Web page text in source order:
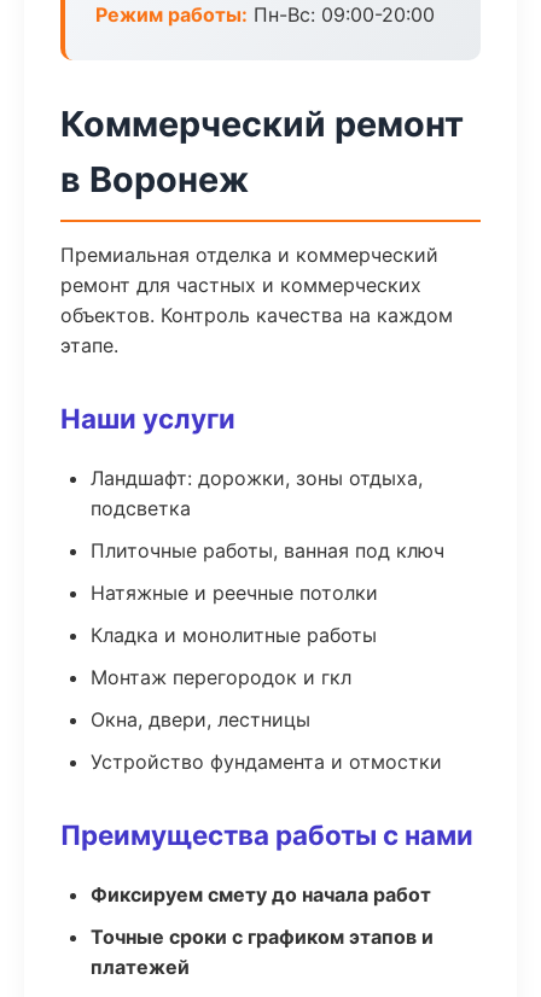
Режим работы: Пн-Вс: 09:00-20:00
Коммерческий ремонт
в Воронеж
Премиальная отделка и коммерческий
ремонт для частных и коммерческих
объектов. Контроль качества на каждом
этапе.
Наши услуги
Ландшафт: дорожки, зоны отдыха,
подсветка
Плиточные работы, ванная под ключ
Натяжные и реечные потолки
Кладка и монолитные работы
Монтаж перегородок и гкл
Окна, двери, лестницы
Устройство фундамента и отмостки
Преимущества работы с нами
Фиксируем смету до начала работ
Точные сроки с графиком этапов и
платежей